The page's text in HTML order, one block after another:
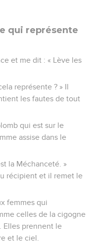
qui représente
et me dit : « Lève les
représente ? » Il
les fautes de tout
qui est sur le
assise dans le
la Méchanceté. »
récipient et il remet le
femmes qui
celles de la cigogne
Elles prennent le
et le ciel.